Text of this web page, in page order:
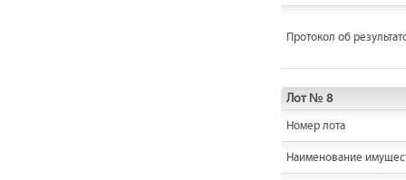
Протокол об
Лот № 8
Номер лота
Наименование